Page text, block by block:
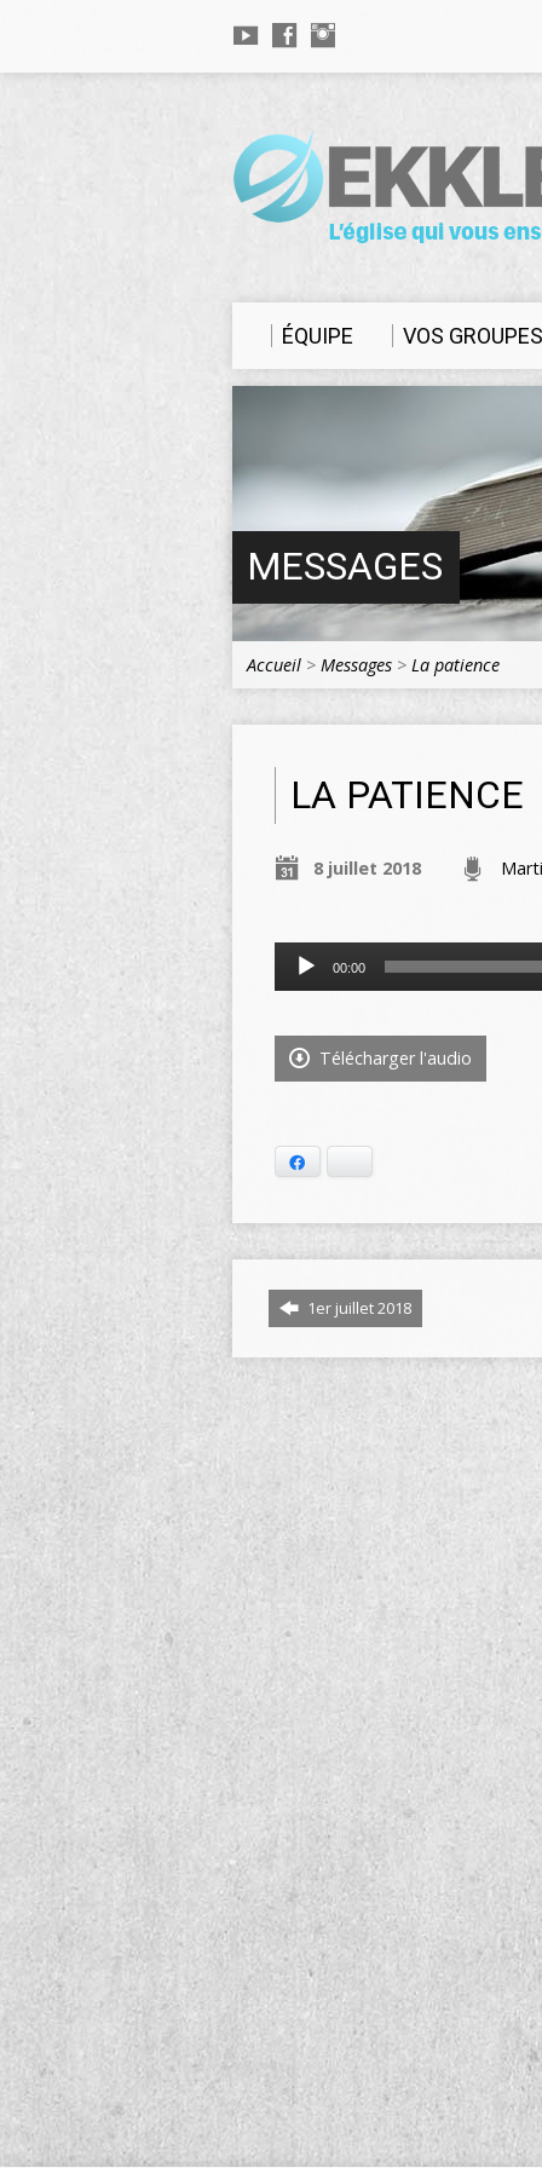
ÉQUIPE VOS GROUPES
MESSAGES
Accueil > Messages > La patience
LA PATIENCE
8 juillet 2018
Lecteur
audio
00:00
Télécharger l'audio
1er juillet 2018